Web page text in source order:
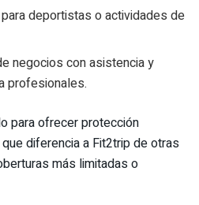
deportistas o actividades de
negocios con asistencia y
profesionales.
para ofrecer protección
diferencia a Fit2trip de otras
más limitadas o